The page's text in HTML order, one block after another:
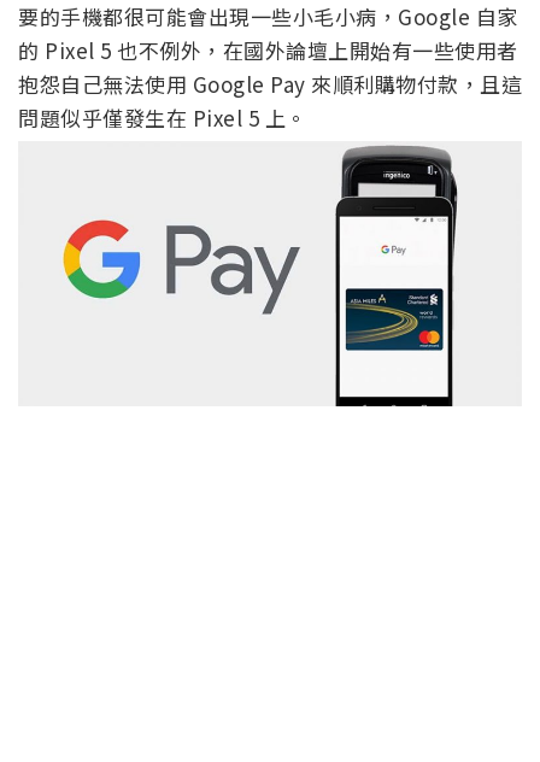
要的手機都很可能會出現一些小毛小病，Google 自家
的 Pixel 5 也不例外，在國外論壇上開始有一些使用者
抱怨自己無法使用 Google Pay 來順利購物付款，且這
問題似乎僅發生在 Pixel 5 上。